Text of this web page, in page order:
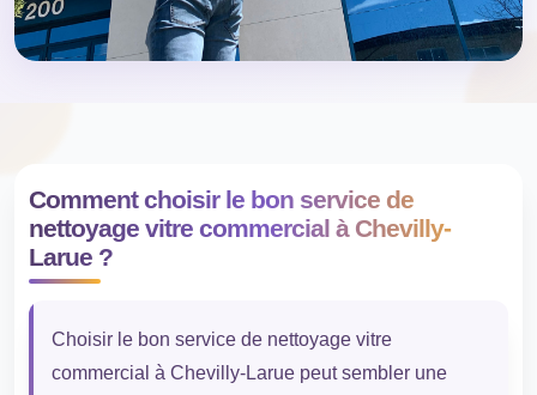
Comment choisir le bon service de
nettoyage vitre commercial à Chevilly-
Larue ?
Choisir le bon service de nettoyage vitre
commercial à Chevilly-Larue peut sembler une